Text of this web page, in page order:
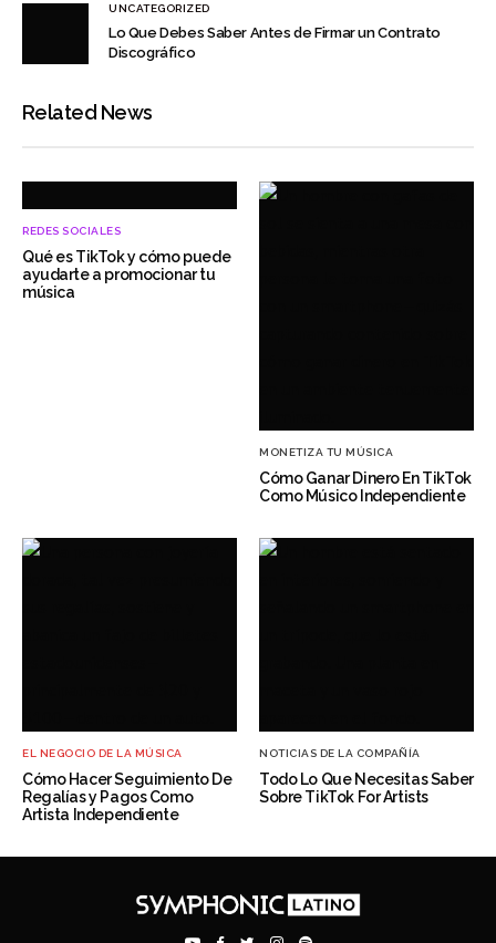
UNCATEGORIZED
Lo Que Debes Saber Antes de Firmar un Contrato
Discográfico
Related News
REDES SOCIALES
Qué es TikTok y cómo puede
ayudarte a promocionar tu
música
MONETIZA TU MÚSICA
Cómo Ganar Dinero En TikTok
Como Músico Independiente
EL NEGOCIO DE LA MÚSICA
Cómo Hacer Seguimiento De
Regalías y Pagos Como
Artista Independiente
NOTICIAS DE LA COMPAÑÍA
Todo Lo Que Necesitas Saber
Sobre TikTok For Artists